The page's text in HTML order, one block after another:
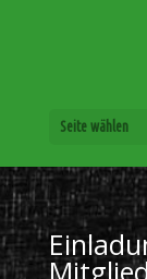
Seite wählen